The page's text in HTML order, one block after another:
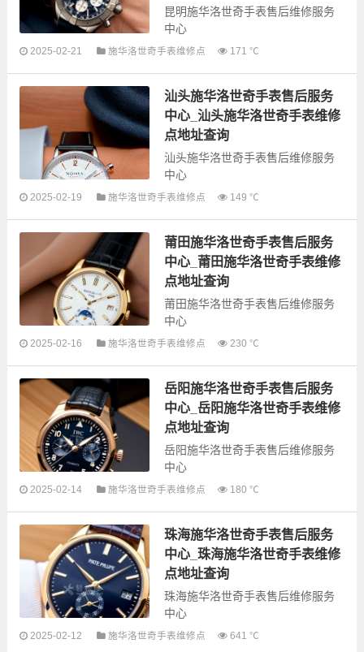
昆明施华洛世奇手表售后维修服务
中心
修点信息，可以为您提供施华洛世
奇全型号手表的故障检测维修，手
表保养等...
2025-02-21 施华洛世奇手表维修点 171 ℃
汕头施华洛世奇手表售后服务
中心_汕头施华洛世奇手表维修
点地址查询
汕头施华洛世奇手表售后维修服务
中心
修点信息，可以为您提供施华洛世
奇全型号手表的故障检测维修，手
表保养等...
2025-02-19 施华洛世奇手表维修点 149 ℃
莆田施华洛世奇手表售后服务
中心_莆田施华洛世奇手表维修
点地址查询
莆田施华洛世奇手表售后维修服务
中心
修点信息，可以为您提供施华洛世
奇全型号手表的故障检测维修，手
表保养等...
2025-02-16 施华洛世奇手表维修点 230 ℃
岳阳施华洛世奇手表售后服务
中心_岳阳施华洛世奇手表维修
点地址查询
岳阳施华洛世奇手表售后维修服务
中心
修点信息，可以为您提供施华洛世
奇全型号手表的故障检测维修，手
表保养等...
2025-02-14 施华洛世奇手表维修点 180 ℃
珠海施华洛世奇手表售后服务
中心_珠海施华洛世奇手表维修
点地址查询
珠海施华洛世奇手表售后维修服务
中心
2025-02-12 施华洛世奇手表维修点 641 ℃